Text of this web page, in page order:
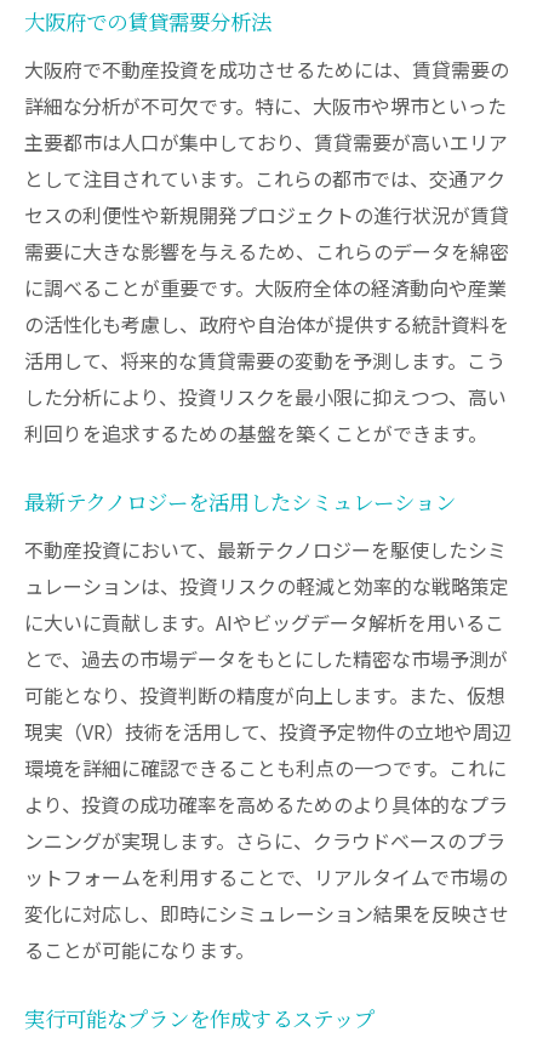
大阪府での賃貸需要分析法
大阪府で不動産投資を成功させるためには、賃貸需要の
詳細な分析が不可欠です。特に、大阪市や堺市といった
主要都市は人口が集中しており、賃貸需要が高いエリア
として注目されています。これらの都市では、交通アク
セスの利便性や新規開発プロジェクトの進行状況が賃貸
需要に大きな影響を与えるため、これらのデータを綿密
に調べることが重要です。大阪府全体の経済動向や産業
の活性化も考慮し、政府や自治体が提供する統計資料を
活用して、将来的な賃貸需要の変動を予測します。こう
した分析により、投資リスクを最小限に抑えつつ、高い
利回りを追求するための基盤を築くことができます。
最新テクノロジーを活用したシミュレーション
不動産投資において、最新テクノロジーを駆使したシミ
ュレーションは、投資リスクの軽減と効率的な戦略策定
に大いに貢献します。AIやビッグデータ解析を用いるこ
とで、過去の市場データをもとにした精密な市場予測が
可能となり、投資判断の精度が向上します。また、仮想
現実（VR）技術を活用して、投資予定物件の立地や周辺
環境を詳細に確認できることも利点の一つです。これに
より、投資の成功確率を高めるためのより具体的なプラ
ンニングが実現します。さらに、クラウドベースのプラ
ットフォームを利用することで、リアルタイムで市場の
変化に対応し、即時にシミュレーション結果を反映させ
ることが可能になります。
実行可能なプランを作成するステップ